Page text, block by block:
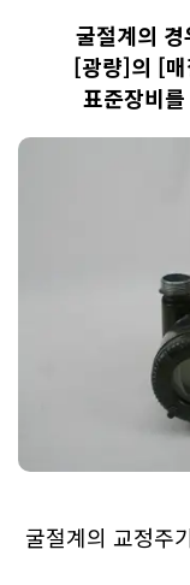
굴절계의
[광량]의 [매
표준장비
굴절계의 교정주